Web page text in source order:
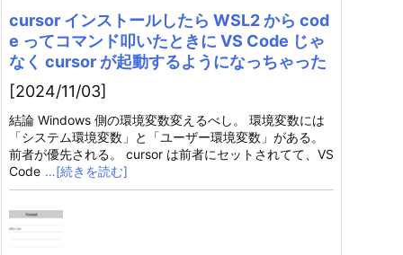
cursor インストールしたら WSL2 から cod
e ってコマンド叩いたときに VS Code じゃ
なく cursor が起動するようになっちゃった
[2024/11/03]
結論 Windows 側の環境変数変えるべし。 環境変数には
「システム環境変数」と「ユーザー環境変数」がある。
前者が優先される。 cursor は前者にセットされてて、VS
Code …[続きを読む]